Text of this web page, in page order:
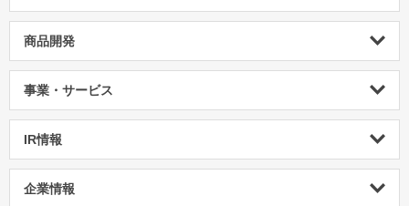
商品開発
事業・サービス
IR情報
企業情報